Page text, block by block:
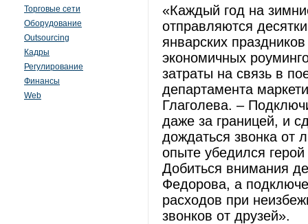
Торговые сети
Оборудование
Outsourcing
Кадры
Регулирование
Финансы
Web
«Каждый год на
отправляются
январских
экономичных
затраты на связь в
департамента
Глаголева. –
даже за границей, и
дождаться звонка от
опыте убедился
Добиться внимания
Федорова, а
расходов при
звонков от друзей».